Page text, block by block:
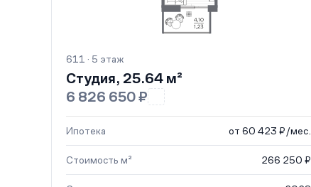
611 · 5 этаж
Студия, 25.64 м²
6 826 650 ₽
Ипотека от 60 423 ₽/мес.
Стоимость м² 266 250 ₽